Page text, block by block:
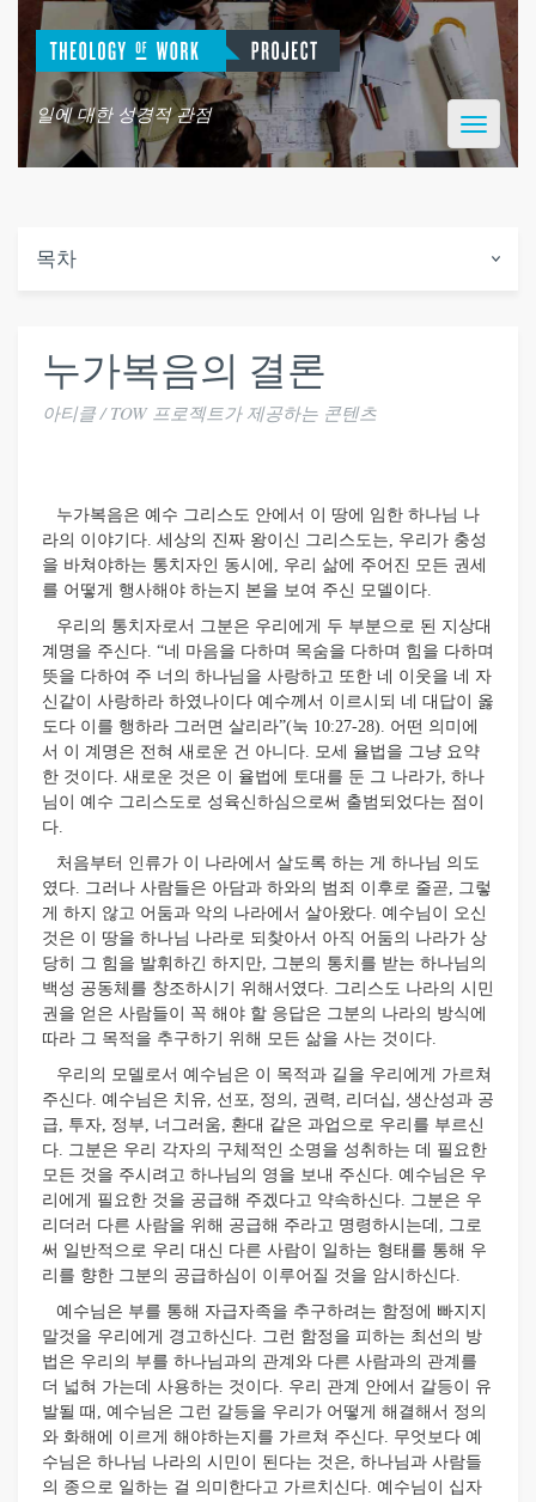
일에 대한 성경적 관점
Toggle
목차
누가복음의 결론
아티클 / TOW 프로젝트가 제공하는 콘텐츠
누가복음은 예수 그리스도 안에서 이 땅에 임한 하나님 나
라의 이야기다. 세상의 진짜 왕이신 그리스도는, 우리가 충성
을 바쳐야하는 통치자인 동시에, 우리 삶에 주어진 모든 권세
를 어떻게 행사해야 하는지 본을 보여 주신 모델이다.
우리의 통치자로서 그분은 우리에게 두 부분으로 된 지상대
계명을 주신다. “네 마음을 다하며 목숨을 다하며 힘을 다하며
뜻을 다하여 주 너의 하나님을 사랑하고 또한 네 이웃을 네 자
신같이 사랑하라 하였나이다 예수께서 이르시되 네 대답이 옳
도다 이를 행하라 그러면 살리라”(눅 10:27-28). 어떤 의미에
서 이 계명은 전혀 새로운 건 아니다. 모세 율법을 그냥 요약
한 것이다. 새로운 것은 이 율법에 토대를 둔 그 나라가, 하나
님이 예수 그리스도로 성육신하심으로써 출범되었다는 점이
다.
처음부터 인류가 이 나라에서 살도록 하는 게 하나님 의도
였다. 그러나 사람들은 아담과 하와의 범죄 이후로 줄곧, 그렇
게 하지 않고 어둠과 악의 나라에서 살아왔다. 예수님이 오신
것은 이 땅을 하나님 나라로 되찾아서 아직 어둠의 나라가 상
당히 그 힘을 발휘하긴 하지만, 그분의 통치를 받는 하나님의
백성 공동체를 창조하시기 위해서였다. 그리스도 나라의 시민
권을 얻은 사람들이 꼭 해야 할 응답은 그분의 나라의 방식에
따라 그 목적을 추구하기 위해 모든 삶을 사는 것이다.
우리의 모델로서 예수님은 이 목적과 길을 우리에게 가르쳐
주신다. 예수님은 치유, 선포, 정의, 권력, 리더십, 생산성과 공
급, 투자, 정부, 너그러움, 환대 같은 과업으로 우리를 부르신
다. 그분은 우리 각자의 구체적인 소명을 성취하는 데 필요한
모든 것을 주시려고 하나님의 영을 보내 주신다. 예수님은 우
리에게 필요한 것을 공급해 주겠다고 약속하신다. 그분은 우
리더러 다른 사람을 위해 공급해 주라고 명령하시는데, 그로
써 일반적으로 우리 대신 다른 사람이 일하는 형태를 통해 우
리를 향한 그분의 공급하심이 이루어질 것을 암시하신다.
예수님은 부를 통해 자급자족을 추구하려는 함정에 빠지지
말것을 우리에게 경고하신다. 그런 함정을 피하는 최선의 방
법은 우리의 부를 하나님과의 관계와 다른 사람과의 관계를
더 넓혀 가는데 사용하는 것이다. 우리 관계 안에서 갈등이 유
발될 때, 예수님은 그런 갈등을 우리가 어떻게 해결해서 정의
와 화해에 이르게 해야하는지를 가르쳐 주신다. 무엇보다 예
수님은 하나님 나라의 시민이 된다는 것은, 하나님과 사람들
의 종으로 일하는 걸 의미한다고 가르치신다. 예수님이 십자